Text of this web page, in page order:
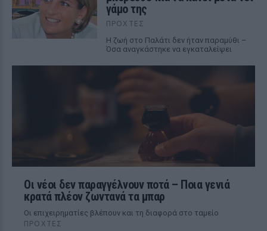
γάμο της
ΠΡΟΧΤΈΣ
Η ζωή στο Παλάτι δεν ήταν παραμύθι –
Όσα αναγκάστηκε να εγκαταλείψει
Οι νέοι δεν παραγγέλνουν ποτά – Ποια γενιά
κρατά πλέον ζωντανά τα μπαρ
Οι επιχειρηματίες βλέπουν και τη διαφορά στο ταμείο
ΠΡΟΧΤΈΣ